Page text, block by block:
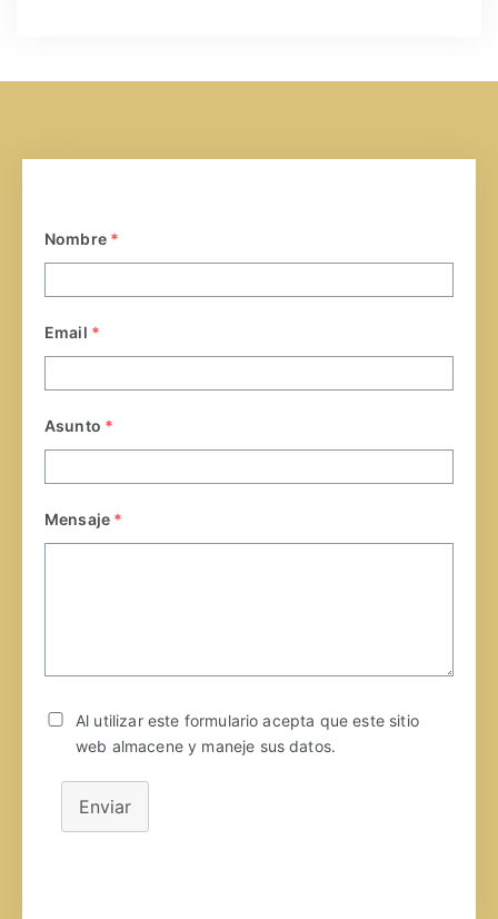
Nombre *
Email *
Asunto *
Mensaje *
Al utilizar este formulario acepta que este sitio
web almacene y maneje sus datos.
Enviar